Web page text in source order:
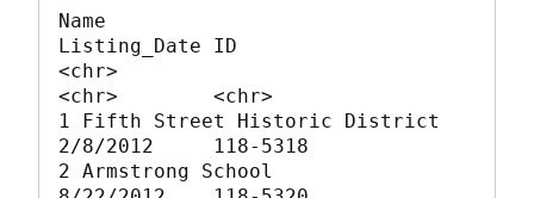
Name
Listing_Date ID
<chr>
<chr>        <chr>
1 Fifth Street Historic District
2/8/2012     118-5318
2 Armstrong School